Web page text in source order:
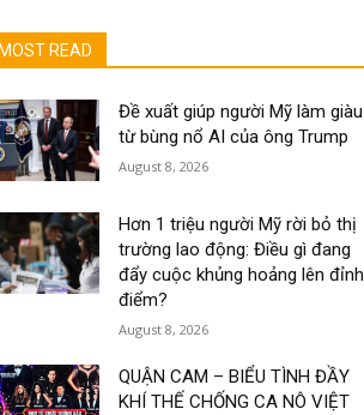
MOST READ
Đề xuất giúp người Mỹ làm giàu
từ bùng nổ AI của ông Trump
August 8, 2026
Hơn 1 triệu người Mỹ rời bỏ thị
trường lao động: Điều gì đang
đẩy cuộc khủng hoảng lên đỉnh
điểm?
August 8, 2026
QUẬN CAM – BIỂU TÌNH ĐẦY
KHÍ THẾ CHỐNG CA NÔ VIỆT